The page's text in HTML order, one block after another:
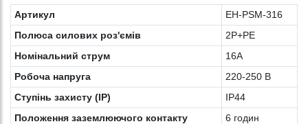
Артикул
EH-PSM-316
Полюса силових роз'ємів
2P+PE
Номінальний струм
16А
Робоча напруга
220-250 В
Ступінь захисту (IP)
IP44
Положення заземлюючого контакту
6 годин